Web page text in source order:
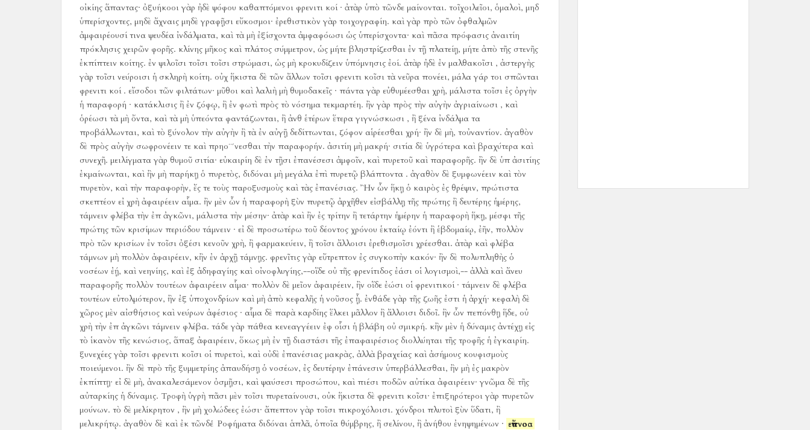
οἰκίης ἅπαντας· ὀξυήκοοι γὰρ ἠδὲ ψόφου καθαπτόμενοι φρενιτι κοί · ἀτὰρ ὑπὸ τῶνδε μαίνονται. τοῖχοιλεῖοι, ὁμαλοὶ, μηδ
ὑπερίσχοντες, μηδὲ ἄχναις μηδὲ γραφῇσι εὔκοσμοι· ἐρεθιστικὸν γὰρ τοιχογραφίη. καὶ γὰρ πρὸ τῶν ὀφθαλμῶν
ἀμφαιρέουσί τινα ψευδέα ἰνδάλματα, καὶ τὰ μὴ ἐξίσχοντα ἀμφαφόωσι ὡς ὑπερίσχοντα· καὶ πᾶσα πρόφασις ἀναιτίη
πρόκλησις χειρῶν φορῆς. κλίνης μῆκος καὶ πλάτος σύμμετρον, ὡς μήτε βληστρίζεσθαι ἐν τῇ πλατείῃ, μήτε ἀπὸ τῆς στενῆς
ἐκπίπτειν κοίτης. ἐν ψιλοῖσι τοῖσι τοῖσι στρώμασι, ὡς μὴ κροκυδίζειν ὑπόμνησις ἐοί. ἀτὰρ ἠδὲ ἐν μαλθακοῖσι , ἀστεργὴς
γὰρ τοῖσι νεύροισι ἡ σκληρὴ κοίτη. οὐχ ἥκιστα δὲ τῶν ἄλλων τοῖσι φρενιτι κοῖσι τὰ νεῦρα πονέει, μάλα γάρ τοι σπῶνται
φρενιτι κοί . εἴσοδοι τῶν φιλτάτων· μῦθοι καὶ λαλιὴ μὴ θυμοδακεῖς · πάντα γὰρ εὐθυμέεσθαι χρὴ, μάλιστα τοῖσι ἐς ὀργὴν
ἡ παραφορή · κατάκλισις ἢ ἐν ζόφῳ, ἢ ἐν φωτὶ πρὸς τὸ νόσημα τεκμαρτέη. ἢν γὰρ πρὸς τὴν αὐγὴν ἀγριαίνωσι , καὶ
ὁρέωσι τὰ μὴ ὄντα, καὶ τὰ μὴ ὑπεόντα φαντάζωνται, ἢ ἀνθ ἑτέρων ἕτερα γιγνώσκωσι , ἢ ξένα ἰνδάλμα τα
προβάλλωνται, καὶ τὸ ξύνολον τὴν αὐγὴν ἢ τὰ ἐν αὐγῇ δεδίττωνται, ζόφον αἱρέεσθαι χρή· ἢν δὲ μὴ, τοὐναντίον. ἀγαθὸν
δὲ πρὸς αὐγὴν σωφρονέειν τε καὶ πρηο¨´νεσθαι τὴν παραφορήν. ἀσιτίη μὴ μακρή· σιτία δὲ ὑγρότερα καὶ βραχύτερα καὶ
συνεχῆ. μειλίγματα γὰρ θυμοῦ σιτία· εὐκαιρίη δὲ ἐν τῇσι ἐπανέσεσι ἀμφοῖν, καὶ πυρετοῦ καὶ παραφορῆς. ἢν δὲ ὑπ ἀσιτίης
ἐκμαίνωνται, καὶ ἢν μὴ παρήκῃ ὁ πυρετὸς, διδόναι μὴ μεγάλα ἐπὶ πυρετῷ βλάπτοντα . ἀγαθὸν δὲ ξυμφωνέειν καὶ τὸν
πυρετὸν, καὶ τὴν παραφορὴν, ἔς τε τοὺς παροξυσμοὺς καὶ τὰς ἐπανέσιας. Ἢν ὦν ἥκῃ ὁ καιρὸς ἐς θρέψιν, πρώτιστα
σκεπτέον εἰ χρὴ ἀφαιρέειν αἷμα. ἢν μὲν ὦν ἡ παραφορὴ ξὺν πυρετῷ ἀρχῆθεν εἰσβάλλῃ τῆς πρώτης ἢ δευτέρης ἡμέρης,
τάμνειν φλέβα τὴν ἐπ ἀγκῶνι, μάλιστα τὴν μέσην· ἀτὰρ καὶ ἢν ἐς τρίτην ἢ τετάρτην ἡμέρην ἡ παραφορὴ ἥκῃ, μέσφι τῆς
πρώτης τῶν κρισίμων περιόδου τάμνειν · εἰ δὲ προσωτέρω τοῦ δέοντος χρόνου ἑκταίῳ ἐόντι ἢ ἑβδομαίῳ, ἐῆν, πολλὸν
πρὸ τῶν κρισίων ἐν τοῖσι ὀξέσι κενοῦν χρὴ, ἢ φαρμακεύειν, ἢ τοῖσι ἄλλοισι ἐρεθισμοῖσι χρέεσθαι. ἀτὰρ καὶ φλέβα
τάμνων μὴ πολλὸν ἀφαιρέειν, κἢν ἐν ἀρχῇ τάμνῃς. φρενῖτις γὰρ εὔτρεπτον ἐς συγκοπὴν κακόν· ἢν δὲ πολυπληθὴς ὁ
νοσέων ἐῄ, καὶ νεηνίης, καὶ ἐξ ἀδηφαγίης καὶ οἰνοφλυγίης,--οἵδε οὐ τῆς φρενίτιδος ἐάσι οἱ λογισμοὶ,-- ἀλλὰ καὶ ἄνευ
παραφορῆς πολλὸν τουτέων ἀφαιρέειν αἷμα· πολλὸν δὲ μεῖον ἀφαιρέειν, ἢν οἵδε ἐώσι οἱ φρενιτικοί · τάμνειν δὲ φλέβα
τουτέων εὐτολμότερον, ἢν ἐξ ὑποχονδρίων καὶ μὴ ἀπὸ κεφαλῆς ἡ νοῦσος ᾖ. ἐνθάδε γὰρ τῆς ζωῆς ἐστι ἡ ἀρχή· κεφαλὴ δὲ
χῶρος μὲν αἰσθήσιος καὶ νεύρων ἀφέσιος · αἷμα δὲ παρὰ καρδίης ἕλκει μᾶλλον ἢ ἄλλοισι διδοῖ. ἢν ὦν πεπόνθῃ ἥδε, οὐ
χρὴ τὴν ἐπ ἀγκῶνι τάμνειν φλέβα. τάδε γὰρ πάθεα κενεαγγέειν ἐφ οἷσι ἡ βλάβη οὐ σμικρή. κἢν μὲν ἡ δύναμις ἀντέχῃ εἰς
τὸ ἱκανὸν τῆς κενώσιος, ἅπαξ ἀφαιρέειν, ὅκως μὴ ἐν τῇ διαστάσι τῆς ἐπαφαιρέσιος διολλύηται τῆς τροφῆς ἡ ἐγκαιρίη.
ξυνεχέες γὰρ τοῖσι φρενιτι κοῖσι οἱ πυρετοὶ, καὶ οὐδὲ ἐπανέσιας μακρὰς, ἀλλὰ βραχείας καὶ ἀσήμους κουφισμοὺς
ποιεύμενοι. ἢν δὲ πρὸ τῆς ξυμμετρίης ἀπαυδήσῃ ὁ νοσέων, ἐς δευτέρην ἐπάνεσιν ὑπερβάλλεσθαι, ἢν μὴ ἐς μακρὸν
ἐκπίπτῃ· εἰ δὲ μὴ, ἀνακαλεσάμενον ὀσμῇσι, καὶ ψαύσεσι προσώπου, καὶ πιέσι ποδῶν αὐτίκα ἀφαιρέειν· γνῶμα δὲ τῆς
αὐταρκίης ἡ δύναμις. Τροφὴ ὑγρὴ πᾶσι μὲν τοῖσι πυρεταίνουσι, οὐκ ἥκιστα δὲ φρενιτι κοῖσι· ἐπιξηρότεροι γὰρ πυρετῶν
μούνων. τὸ δὲ μελίκρητον , ἢν μὴ χολώδεες ἐώσι· ἄπεπτον γὰρ τοῖσι πικροχόλοισι. χόνδροι πλυτοὶ ξὺν ὕδατι, ἢ
μελικρήτῳ. ἀγαθὸν δὲ καὶ ἐκ τῶνδε Ῥοφήματα διδόναι ἁπλᾶ, ὁποῖα θύμβρης, ἢ σελίνου, ἢ ἀνήθου ἐνηψημένων · εὔπνοα